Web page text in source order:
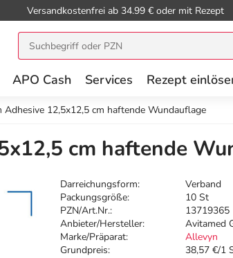
Versandkostenfrei ab 34.99 € oder mit Rezept
APO Cash Services Rezept
Adhesive 12,5x12,5 cm haftende Wundauflage
cm haftende
Darreichungsform:
Verband
Packungsgröße:
10 St
PZN/Art.Nr.:
13719365
Anbieter/Hersteller:
Avitamed
Marke/Präparat:
Allevyn
Grundpreis:
38,57 €/1